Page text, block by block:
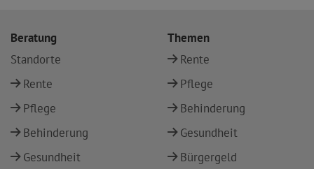
Beratung
Standorte
Rente
Pflege
Behinderung
Gesundheit
Themen
Rente
Pflege
Behinderung
Gesundheit
Bürgergeld